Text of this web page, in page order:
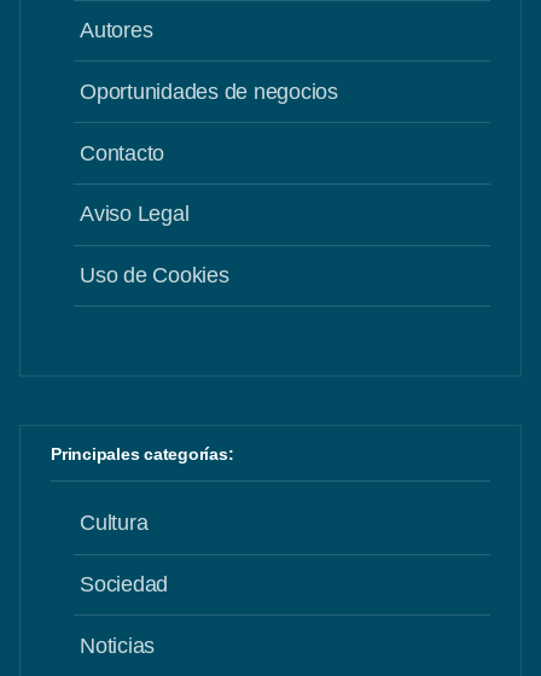
Autores
Oportunidades de negocios
Contacto
Aviso Legal
Uso de Cookies
Principales categorías:
Cultura
Sociedad
Noticias